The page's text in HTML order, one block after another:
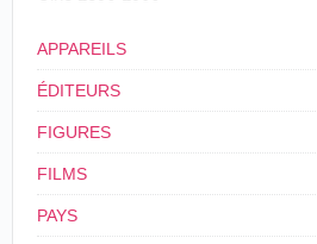
APPAREILS
ÉDITEURS
FIGURES
FILMS
PAYS